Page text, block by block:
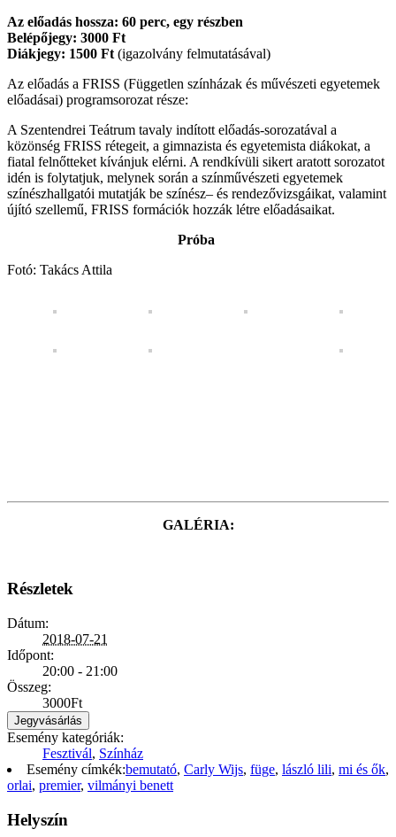
Az előadás hossza: 60 perc, egy részben
Belépőjegy: 3000 Ft
Diákjegy: 1500 Ft (igazolvány felmutatásával)
Az előadás a FRISS (Független színházak és művészeti egyetemek
előadásai) programsorozat része:
A Szentendrei Teátrum tavaly indított előadás-sorozatával a
közönség FRISS rétegeit, a gimnazista és egyetemista diákokat, a
fiatal felnőtteket kívánjuk elérni. A rendkívüli sikert aratott sorozatot
idén is folytatjuk, melynek során a színművészeti egyetemek
színészhallgatói mutatják be színész– és rendezővizsgáikat, valamint
újító szellemű, FRISS formációk hozzák létre előadásaikat.
Próba
Fotó: Takács Attila
GALÉRIA:
Részletek
Dátum:
2018-07-21
Időpont:
20:00 - 21:00
Összeg:
3000Ft
Jegyvásárlás
Esemény kategóriák:
Fesztivál, Színház
Esemény címkék:bemutató, Carly Wijs, füge, lászló lili, mi és ők,
orlai, premier, vilmányi benett
Helyszín